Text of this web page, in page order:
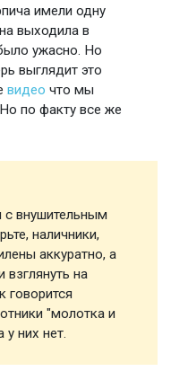
имели одну
выходила в
ужасно. Но
выглядит это
видео что мы
по факту все же
внушительным
наличники,
аккуратно, а
на
говорится
"молотка и
у них нет.